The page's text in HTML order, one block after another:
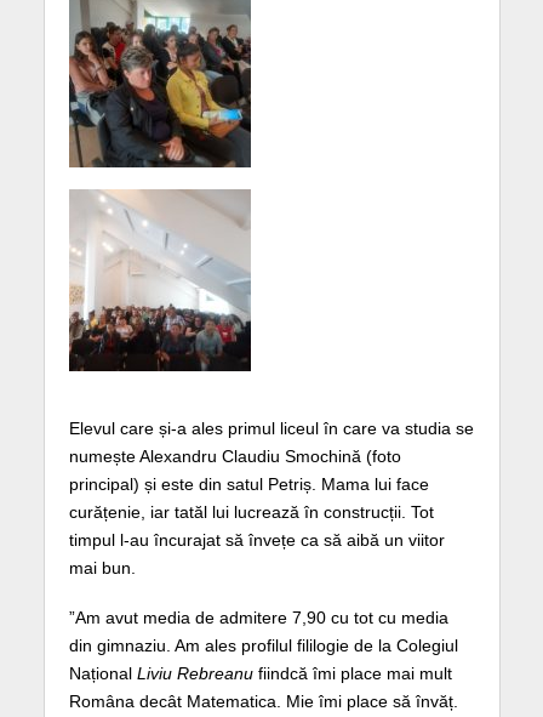
Elevul care și-a ales primul liceul în care va studia se
numește Alexandru Claudiu Smochină (foto
principal) și este din satul Petriș. Mama lui face
curățenie, iar tatăl lui lucrează în construcții. Tot
timpul l-au încurajat să învețe ca să aibă un viitor
mai bun.
”Am avut media de admitere 7,90 cu tot cu media
din gimnaziu. Am ales profilul fililogie de la Colegiul
Național Liviu Rebreanufiindcă îmi place mai mult
Româna decât Matematica. Mie îmi place să învăț.